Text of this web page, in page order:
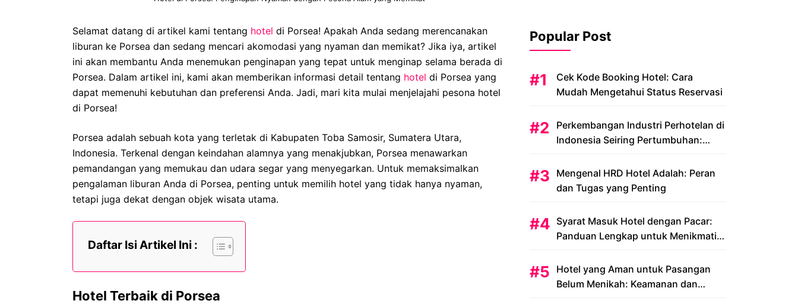
Selamat datang di artikel kami tentang hotel di Porsea! Apakah Anda sedang merencanakan
liburan ke Porsea dan sedang mencari akomodasi yang nyaman dan memikat? Jika iya, artikel
ini akan membantu Anda menemukan penginapan yang tepat untuk menginap selama berada di
Porsea. Dalam artikel ini, kami akan memberikan informasi detail tentang hotel di Porsea yang
dapat memenuhi kebutuhan dan preferensi Anda. Jadi, mari kita mulai menjelajahi pesona hotel
di Porsea!
Porsea adalah sebuah kota yang terletak di Kabupaten Toba Samosir, Sumatera Utara,
Indonesia. Terkenal dengan keindahan alamnya yang menakjubkan, Porsea menawarkan
pemandangan yang memukau dan udara segar yang menyegarkan. Untuk memaksimalkan
pengalaman liburan Anda di Porsea, penting untuk memilih hotel yang tidak hanya nyaman,
tetapi juga dekat dengan objek wisata utama.
Daftar Isi Artikel Ini :
Hotel Terbaik di Porsea
Popular Post
Cek Kode Booking Hotel: Cara
Mudah Mengetahui Status Reservasi
Perkembangan Industri Perhotelan di
Indonesia Seiring Pertumbuhan:
Mengenal HRD Hotel Adalah: Peran
dan Tugas yang Penting
Syarat Masuk Hotel dengan Pacar:
Panduan Lengkap untuk Menikmati
Hotel yang Aman untuk Pasangan
Belum Menikah: Keamanan dan